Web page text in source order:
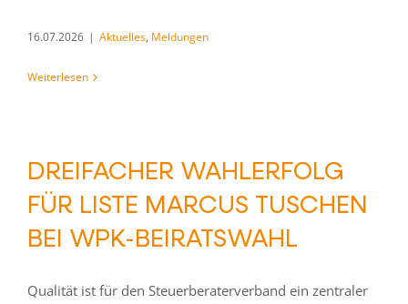
16.07.2026 | Aktuelles, Meldungen
Weiterlesen
DREIFACHER WAHLERFOLG
FÜR LISTE MARCUS TUSCHEN
BEI WPK-BEIRATSWAHL
Qualität ist für den Steuerberaterverband ein zentraler